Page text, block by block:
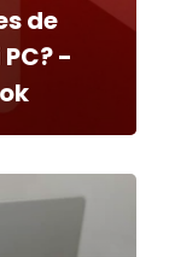
de
-